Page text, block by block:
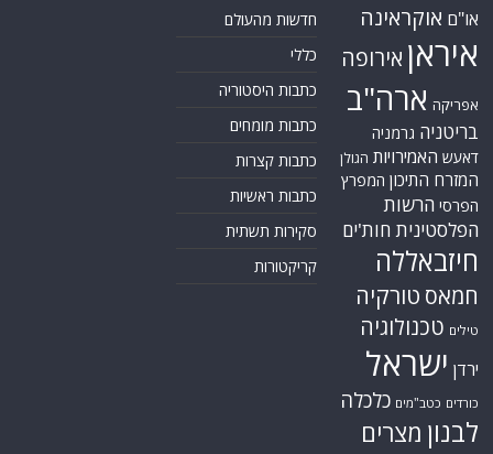
או"ם אוקראינה
איראן אירופה
אפריקה ארה"ב
בריטניה גרמניה
דאעש האמירויות הגולן
המזרח התיכון המפרץ
הפרסי הרשות
הפלסטינית חות'ים
חיזבאללה
חמאס טורקיה
טילים טכנולוגיה
ירדן ישראל
כורדים כטב"מים כלכלה
לבנון מצרים
חדשות מהעולם
כללי
כתבות היסטוריה
כתבות מומחים
כתבות קצרות
כתבות ראשיות
סקירות תשתית
קריקטורות